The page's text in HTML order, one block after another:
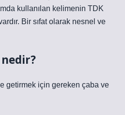
kullanılan kelimenin TDK
Bir sıfat olarak nesnel ve
getirmek için gereken çaba ve